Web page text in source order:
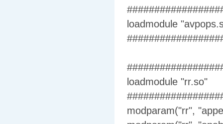
loadmodule
loadmodule "rr.so"
modparam("rr",